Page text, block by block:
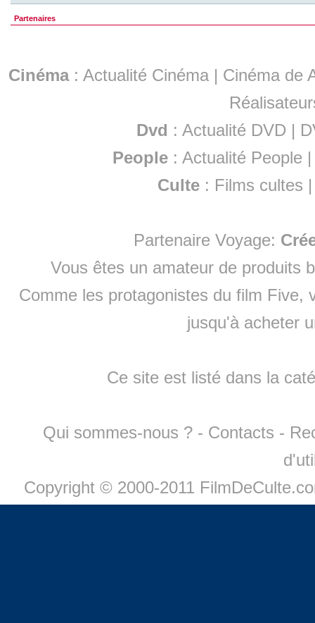
Partenaires
Cinéma: Actualité Cinéma | Cinéma de
Dvd : Actualité DVD |
People :Actualité People
Culte : Films cultes
Partenaire Voyage:
Vous êtes un amateur de produits
Comme les protagonistes du film Five,
jusqu'à acheter
Ce site est listé dans la
Qui sommes-nous ? - Contacts -
Copyright © 2000-2011